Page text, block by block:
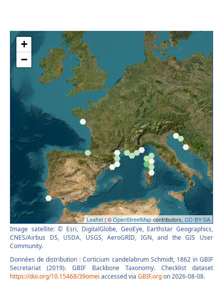
Image satellite: © Esri, DigitalGlobe, GeoEye, Earthstar Geographics,
CNES/Airbus DS, USDA, USGS, AeroGRID, IGN, and the GIS User
Community.
Données de distribution : Corticium candelabrum Schmidt, 1862 in GBIF
Secretariat (2019). GBIF Backbone Taxonomy. Checklist dataset
https://doi.org/10.15468/39omei accessed via GBIF.orgon 2026-08-08.